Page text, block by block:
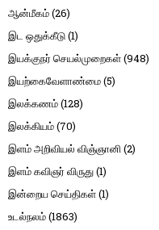
ஆன்மீகம்(26)
இட ஒதுக்கீடு(1)
இயக்குநர் செயல்முறைகள்(948)
இயற்கைவேளாண்மை(5)
இலக்கணம்(128)
இலக்கியம்(70)
இளம் அறிவியல் விஞ்ஞானி(2)
இளம் கவிஞர் விருது(1)
இன்றைய செய்திகள்(1)
உடல்நலம்(1863)